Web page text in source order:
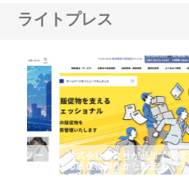
ライトプレス
株式会社耕文社が品川で実現す
る販促物製作から配送までワン
ストップ対応